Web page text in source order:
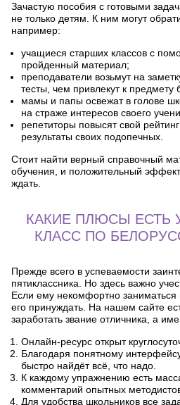
Зачастую пособия с готовыми
не только детям. К ним могут
например:
учащиеся старших классов с
пройденный материал;
преподаватели возьмут на
тесты, чем привлекут к предмету
мамы и папы освежат в голове
на страже интересов своего
репетиторы повысят свой
результаты своих подопечных.
Стоит найти верный справочный
обучения, и положительный эффект
ждать.
КАКИЕ ПЛЮСЫ ЕСТЬ
КЛАСС ПО
Прежде всего в успеваемости
пятиклассника. Но здесь важно
Если ему некомфортно заниматься
его принуждать. На нашем сайте
заработать звание отличника, а
Онлайн-ресурс открыт
Благодаря понятному
быстро найдёт всё, что надо.
К каждому упражнению есть
комментарий опытных
Для удобства школьников все